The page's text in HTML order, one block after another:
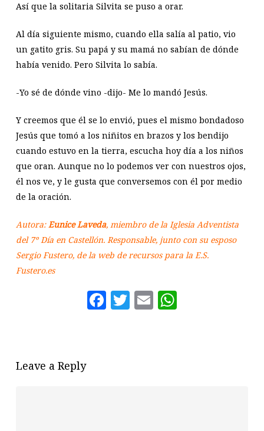
Así que la solitaria Silvita se puso a orar.
Al día siguiente mismo, cuando ella salía al patio, vio
un gatito gris. Su papá y su mamá no sabían de dónde
había venido. Pero Silvita lo sabía.
-Yo sé de dónde vino -dijo- Me lo mandó Jesús.
Y creemos que él se lo envió, pues el mismo bondadoso
Jesús que tomó a los niñitos en brazos y los bendijo
cuando estuvo en la tierra, escucha hoy día a los niños
que oran. Aunque no lo podemos ver con nuestros ojos,
él nos ve, y le gusta que conversemos con él por medio
de la oración.
Autora:Eunice Laveda, miembro de la Iglesia Adventista
del 7º Día en Castellón. Responsable, junto con su esposo
Sergio Fustero, de la web de recursos para la E.S.
Fustero.es
Facebook
Twitter
Email
Leave a Reply